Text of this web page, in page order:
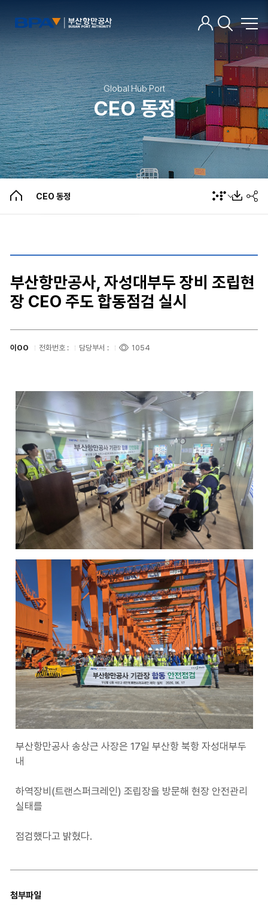
Global Hub Port
CEO 동정
CEO 동정
CEO 인사말
주요약력
언론인터뷰
CEO 동정
부산항만공사, 자성대부두 장비 조립현
장 CEO 주도 합동점검 실시
이OO 전화번호 : 담당부서 : 1054
부산항만공사 송상근 사장은 17일 부산항 북항 자성대부두
내
하역장비(트랜스퍼크레인) 조립장을 방문해 현장 안전관리
실태를
점검했다고 밝혔다.
첨부파일